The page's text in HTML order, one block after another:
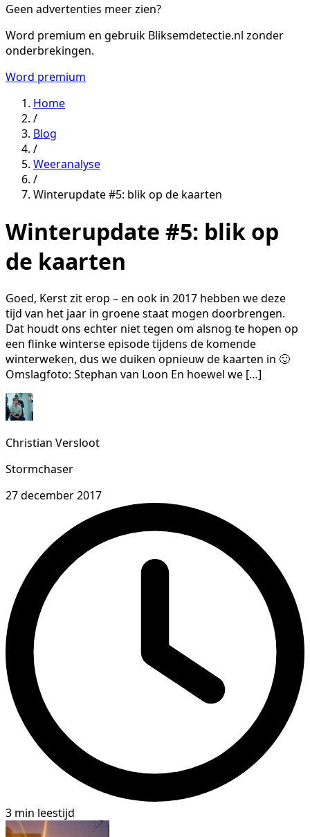
Geen advertenties meer zien?
Word premium en gebruik Bliksemdetectie.nl zonder
onderbrekingen.
Word premium
Home
/
Blog
/
Weeranalyse
/
Winterupdate #5: blik op de kaarten
Winterupdate #5: blik op
de kaarten
Goed, Kerst zit erop – en ook in 2017 hebben we deze
tijd van het jaar in groene staat mogen doorbrengen.
Dat houdt ons echter niet tegen om alsnog te hopen op
een flinke winterse episode tijdens de komende
winterweken, dus we duiken opnieuw de kaarten in 🙂
Omslagfoto: Stephan van Loon En hoewel we […]
Christian Versloot
Stormchaser
27 december 2017
3 min leestijd